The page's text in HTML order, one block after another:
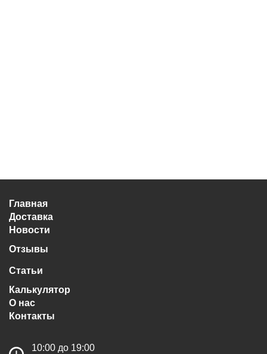
Главная
Доставка
Новости
Отзывы
Статьи
Калькулятор
О нас
Контакты
10:00 до 19:00